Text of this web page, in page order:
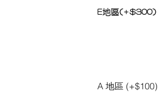
E地區(+$300)
A 地區 (+$100)